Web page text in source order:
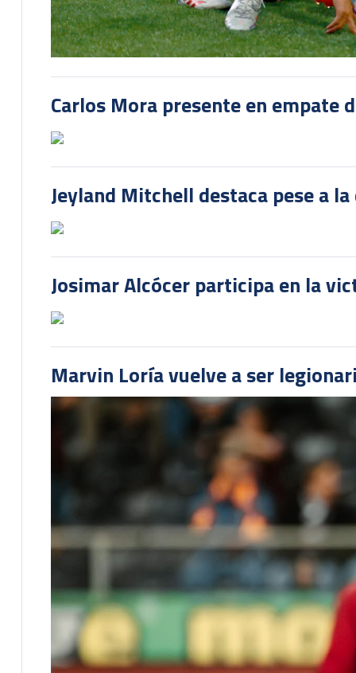
Carlos Mora presente en empate
Jeyland Mitchell destaca pese a
Josimar Alcócer participa en la
Marvin Loría vuelve a ser